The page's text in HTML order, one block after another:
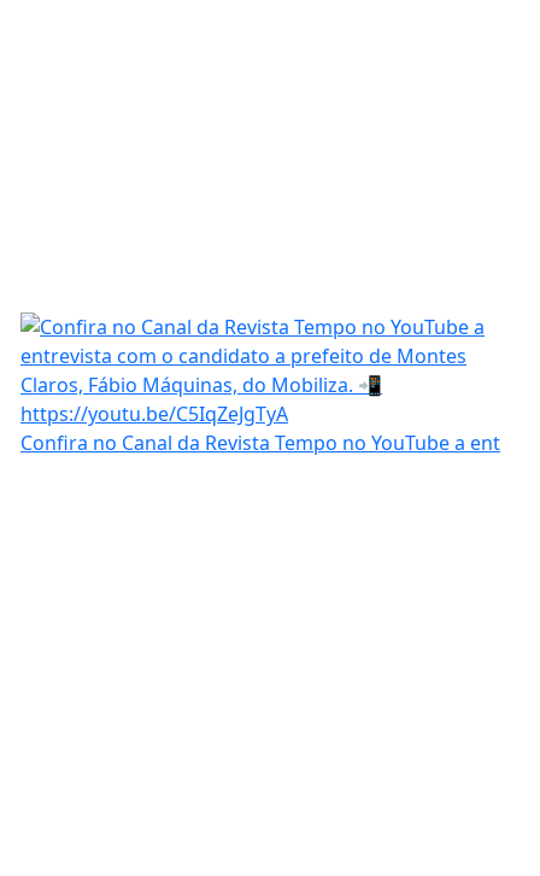
Confira no Canal da Revista Tempo no YouTube a ent